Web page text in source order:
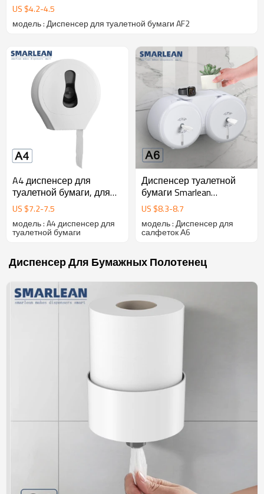
US $4.2-4.5
модель : Диспенсер для туалетной бумаги AF2
A4 диспенсер для
туалетной бумаги, для
туалетной бумаги
диспенсеры
US $7.2-7.5
модель : A4 диспенсер для
туалетной бумаги
Диспенсер туалетной
бумаги Smarlean
Commercial A6 Double
Jumbo Roll
US $8.3-8.7
модель : Диспенсер для
салфеток А6
Диспенсер Для Бумажных Полотенец